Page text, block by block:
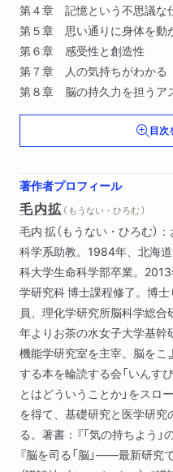
第４章 記憶という不思議な
第５章 思い通りに身体を動
第６章 感受性と創造性
第７章 人の気持ちがわかる
第８章 脳の持久力を担うア
最終章 ＡＩ時代に求められ
目次
著作者プロフィール
毛内拡 （ もうない・ひろむ ）
毛内 拡（もうない・ひろむ）
科学系助教。1984年、北海
科大学生命科学部卒業。
学研究科 博士課程修了。博士
員、理化学研究所脳科学総
年よりお茶の水女子大学基
機能学研究室を主宰。脳を
する本を輪読する会「いんす
とはどういうことか」をスロ
を得て、基礎研究と医学研
る。著書：『「気の持ちよう」
『脳を司る「脳」――最新研究